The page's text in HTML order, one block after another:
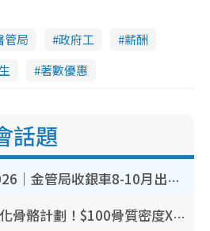
管局 政府工
薪酬
著數優惠
話題
收銀車時間表2026｜金管局收銀車8-10月出沒地點+時間！無須手續費！硬幣免費轉現鈔或增值至八達通
港大推賽馬會強化骨骼計劃！$100骨質密度X光檢查 完成免費運動訓練送超市禮券！附參加資格